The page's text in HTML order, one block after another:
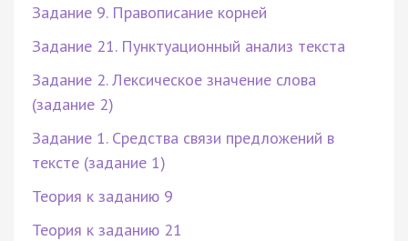
Задание 9. Правописание корней
Задание 21. Пунктуационный анализ текста
Задание 2. Лексическое значение слова
(задание 2)
Задание 1. Средства связи предложений в
тексте (задание 1)
Теория к заданию 9
Теория к заданию 21